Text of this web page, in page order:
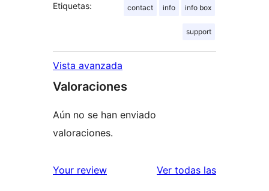
Etiquetas: contact info info box
support
Vista avanzada
Valoraciones
Aún no se han enviado
valoraciones.
Your review Ver todas las